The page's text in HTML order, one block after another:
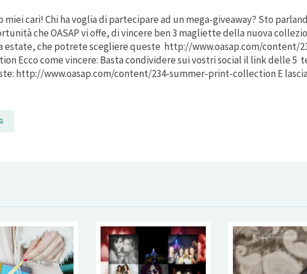
miei cari! Chi ha voglia di partecipare ad un mega-giveaway? Sto
che OASAP vi offe, di vincere ben 3 magliette della nuova
estate, che potrete scegliere queste http://www.oasap.com/content/
Ecco come vincere: Basta condividere sui vostri social il link delle 5
http://www.oasap.com/content/234-summer-print-collection E